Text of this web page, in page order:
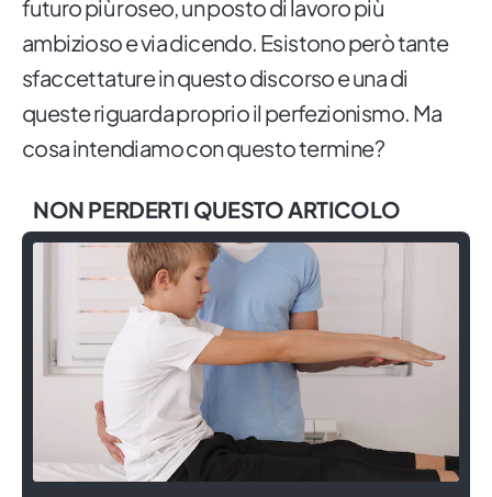
futuro più roseo, un posto di lavoro più
ambizioso e via dicendo. Esistono però tante
sfaccettature in questo discorso e una di
queste riguarda proprio il perfezionismo. Ma
cosa intendiamo con questo termine?
NON PERDERTI QUESTO ARTICOLO